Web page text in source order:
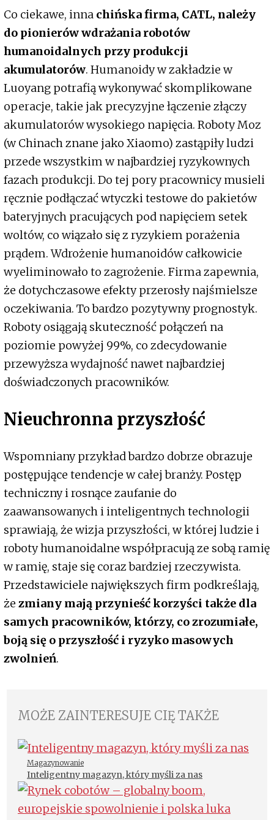
Co ciekawe, inna chińska firma, CATL, należy
do pionierów wdrażania robotów
humanoidalnych przy produkcji
akumulatorów. Humanoidy w zakładzie w
Luoyang potrafią wykonywać skomplikowane
operacje, takie jak precyzyjne łączenie złączy
akumulatorów wysokiego napięcia. Roboty Moz
(w Chinach znane jako Xiaomo) zastąpiły ludzi
przede wszystkim w najbardziej ryzykownych
fazach produkcji. Do tej pory pracownicy musieli
ręcznie podłączać wtyczki testowe do pakietów
bateryjnych pracujących pod napięciem setek
woltów, co wiązało się z ryzykiem porażenia
prądem. Wdrożenie humanoidów całkowicie
wyeliminowało to zagrożenie. Firma zapewnia,
że dotychczasowe efekty przerosły najśmielsze
oczekiwania. To bardzo pozytywny prognostyk.
Roboty osiągają skuteczność połączeń na
poziomie powyżej 99%, co zdecydowanie
przewyższa wydajność nawet najbardziej
doświadczonych pracowników.
Nieuchronna przyszłość
Wspomniany przykład bardzo dobrze obrazuje
postępujące tendencje w całej branży. Postęp
techniczny i rosnące zaufanie do
zaawansowanych i inteligentnych technologii
sprawiają, że wizja przyszłości, w której ludzie i
roboty humanoidalne współpracują ze sobą ramię
w ramię, staje się coraz bardziej rzeczywista.
Przedstawiciele największych firm podkreślają,
że zmiany mają przynieść korzyści także dla
samych pracowników, którzy, co zrozumiałe,
boją się o przyszłość i ryzyko masowych
zwolnień.
MOŻE ZAINTERESUJE CIĘ TAKŻE
Magazynowanie
Inteligentny magazyn, który myśli za nas